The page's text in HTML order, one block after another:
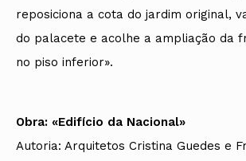
reposiciona a cota do jardim original,
do palacete e acolhe a ampliação da
no piso inferior».
Obra: «Edifício da Nacional»
Autoria: Arquitetos Cristina Guedes e